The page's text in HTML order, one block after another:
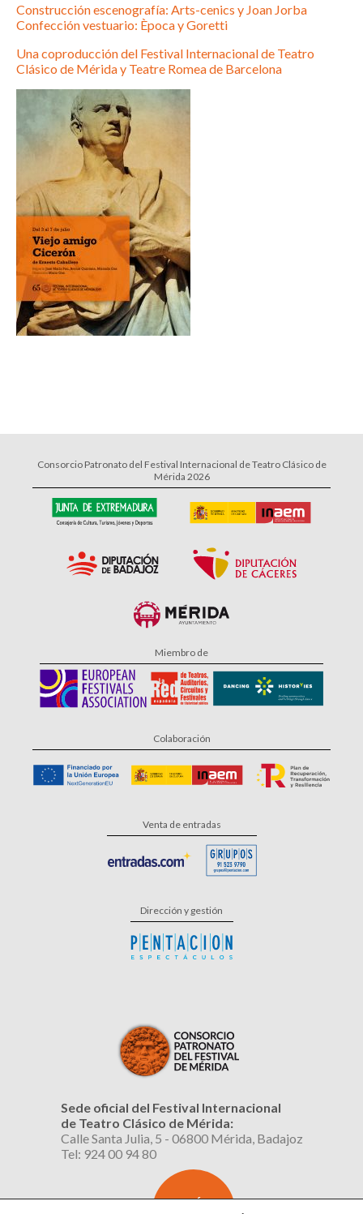
Construcción escenografía: Arts-cenics y Joan Jorba
Confección vestuario: Època y Goretti
Una coproducción del Festival Internacional de Teatro
Clásico de Mérida y Teatre Romea de Barcelona
Consorcio Patronato del Festival Internacional de Teatro Clásico de
Mérida 2026
Miembro de
Colaboración
Venta de entradas
Dirección y gestión
Sede oficial del Festival Internacional
de Teatro Clásico de Mérida:
Calle Santa Julia, 5 - 06800 Mérida, Badajoz
Tel: 924 00 94 80
SUSCRÍBETE